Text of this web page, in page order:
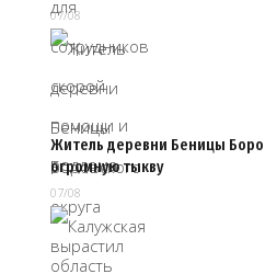
07/08
Житель деревни Беницы
огромную тыкву
07/08